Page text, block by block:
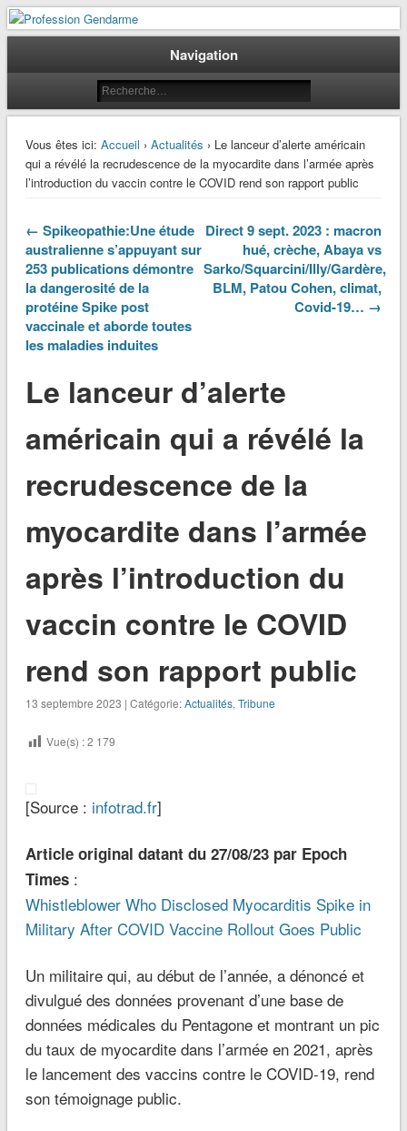
Profession Gendarme
Le journal des gendarmes
Navigation
Vous êtes ici: Accueil › Actualités › Le lanceur d’alerte américain
qui a révélé la recrudescence de la myocardite dans l’armée après
l’introduction du vaccin contre le COVID rend son rapport public
← Spikeopathie:Une étude
australienne s’appuyant sur
253 publications démontre
la dangerosité de la
protéine Spike post
vaccinale et aborde toutes
les maladies induites
Direct 9 sept. 2023 : macron
hué, crèche, Abaya vs
Sarko/Squarcini/Illy/Gardère,
BLM, Patou Cohen, climat,
Covid-19… →
Le lanceur d’alerte
américain qui a révélé la
recrudescence de la
myocardite dans l’armée
après l’introduction du
vaccin contre le COVID
rend son rapport public
13 septembre 2023 | Catégorie:Actualités, Tribune
Vue(s) :2 179
[Source : infotrad.fr]
Article original datant du 27/08/23 par Epoch
Times:
Whistleblower Who Disclosed Myocarditis Spike in
Military After COVID Vaccine Rollout Goes Public
Un militaire qui, au début de l’année, a dénoncé et
divulgué des données provenant d’une base de
données médicales du Pentagone et montrant un pic
du taux de myocardite dans l’armée en 2021, après
le lancement des vaccins contre le COVID-19, rend
son témoignage public.